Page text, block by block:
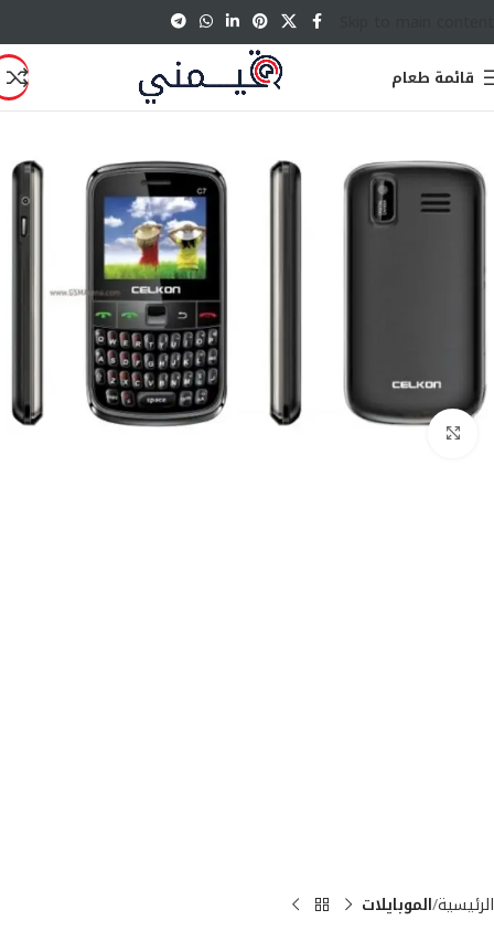
قائمة طعام
انقر للتكبير
الرئيسية الموبايلات